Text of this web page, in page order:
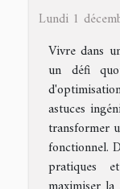
Lundi 1
Vivre dans
un défi
astuces
transformer
fonctionnel.
pratiques